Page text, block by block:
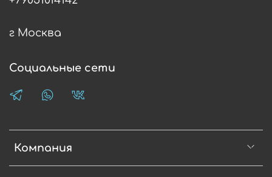
Компания
г Москва
Социальные сети